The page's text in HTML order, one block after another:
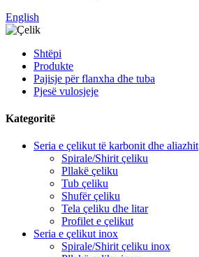
English
Shtëpi
Produkte
Pajisje për flanxha dhe tuba
Pjesë vulosjeje
Kategoritë
Seria e çelikut të karbonit dhe aliazhit
Spirale/Shirit çeliku
Pllakë çeliku
Tub çeliku
Shufër çeliku
Tela çeliku dhe litar
Profilet e çelikut
Seria e çelikut inox
Spirale/Shirit çeliku inox